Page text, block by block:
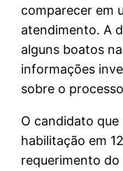
comparecer em
atendimento. A
alguns boatos
informações
sobre o
O candidato
habilitação em
requerimento